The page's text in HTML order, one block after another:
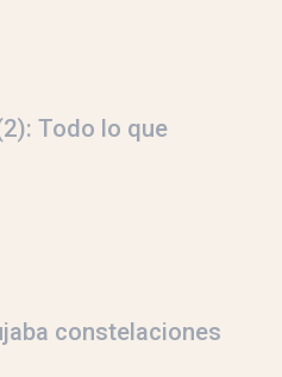
Todo lo que
constelaciones